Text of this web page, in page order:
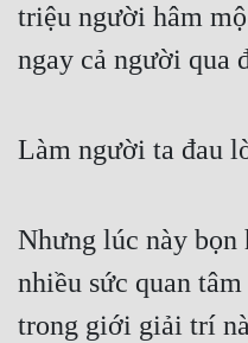
triệu người hâm
ngay cả người qua
Làm người ta đau
Nhưng lúc này bọn
nhiều sức quan
trong giới giải trí